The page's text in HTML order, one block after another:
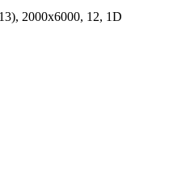
2000х6000, 12, 1D